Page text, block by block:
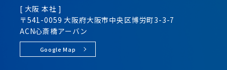
[ 大阪 本社 ]
〒541-0059 大阪府大阪市中央区博労町3-3-7
ACN心斎橋アーバン
Google Map